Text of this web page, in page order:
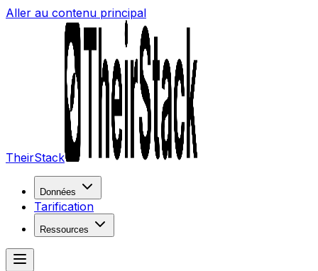
Aller au contenu principal
TheirStack
Données
Tarification
Ressources